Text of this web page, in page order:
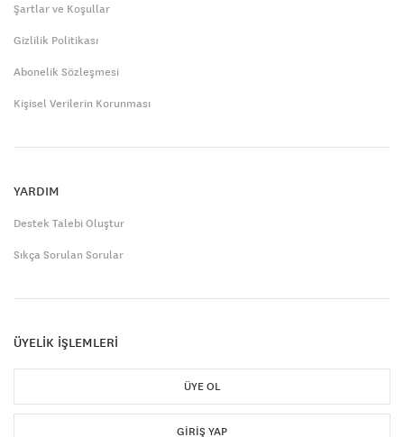
Şartlar ve Koşullar
Gizlilik Politikası
Abonelik Sözleşmesi
Kişisel Verilerin Korunması
YARDIM
Destek Talebi Oluştur
Sıkça Sorulan Sorular
ÜYELİK İŞLEMLERİ
ÜYE OL
GIRIŞ YAP